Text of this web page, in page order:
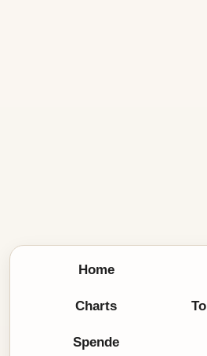
Home
Charts
Spende